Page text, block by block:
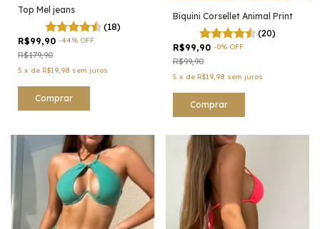
Top Mel jeans
(18)
R$99,90 -44% OFF
R$179,90
5 x de R$19,98 sem juros
Comprar
Biquíni Corsellet Animal Print
(20)
R$99,90 -0% OFF
R$99,90
5 x de R$19,98 sem juros
Comprar